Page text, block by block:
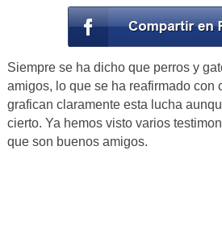
Siempre se ha dicho que perros y
amigos, lo que se ha reafirmado con
grafican claramente esta lucha
cierto. Ya hemos visto varios
que son buenos amigos.